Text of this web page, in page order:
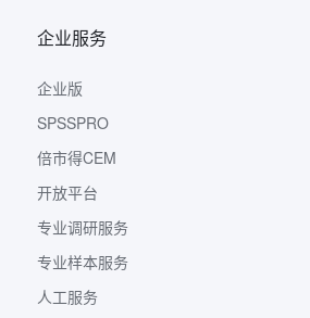
企业服务
企业版
SPSSPRO
倍市得CEM
开放平台
专业调研服务
专业样本服务
人工服务